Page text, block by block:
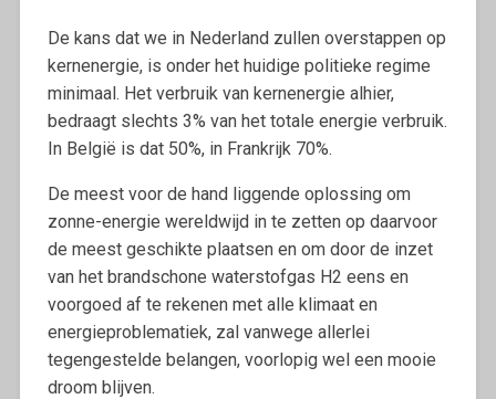
De kans dat we in Nederland zullen overstappen op
kernenergie, is onder het huidige politieke regime
minimaal. Het verbruik van kernenergie alhier,
bedraagt slechts 3% van het totale energie verbruik.
In België is dat 50%, in Frankrijk 70%.
De meest voor de hand liggende oplossing om
zonne-energie wereldwijd in te zetten op daarvoor
de meest geschikte plaatsen en om door de inzet
van het brandschone waterstofgas H2 eens en
voorgoed af te rekenen met alle klimaat en
energieproblematiek, zal vanwege allerlei
tegengestelde belangen, voorlopig wel een mooie
droom blijven.